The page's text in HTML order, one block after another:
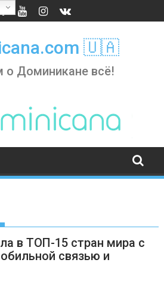
🇺🇦
о Доминикане всё!
в ТОП-15 стран мира с
связью и